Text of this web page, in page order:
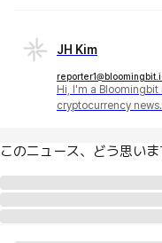
JH Kim
Hi, I'm a
cryptocurrency news.
このニュース、どう思いま